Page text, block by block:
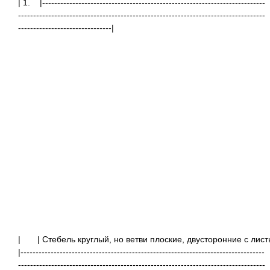
| 1. |--------------------------------------------------------------------------
----------------------------------------------------------------------------------
-------------------------------|
|
| Стебель круглый, но ветви плоские,
|---------------------------------------------------------------------------------
----------------------------------------------------------------------------------